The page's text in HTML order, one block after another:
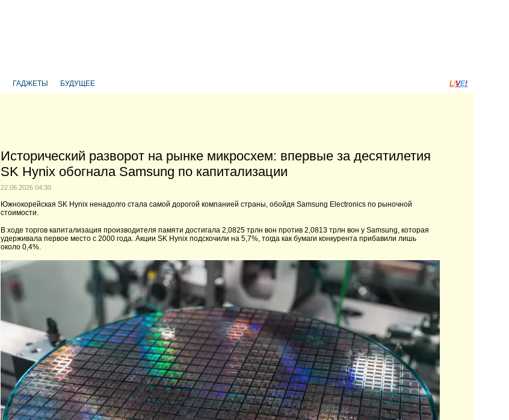
ГАДЖЕТЫ БУДУЩЕЕ LIVE!
Исторический разворот на рынке микросхем: впервые за десятилетия
SK Hynix обогнала Samsung по капитализации
22.06.2026 04:30
Южнокорейская SK Hynix ненадолго стала самой дорогой компанией страны, обойдя Samsung Electronics по рыночной
стоимости.
В ходе торгов капитализация производителя памяти достигала 2,0825 трлн вон против 2,0813 трлн вон у Samsung, которая
удерживала первое место с 2000 года. Акции SK Hynix подскочили на 5,7%, тогда как бумаги конкурента прибавили лишь
около 0,4%.